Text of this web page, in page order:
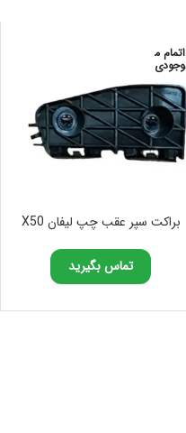
اتمام م
وجودی
براکت سپر عقب چپ لیفان X50
تماس بگیرید